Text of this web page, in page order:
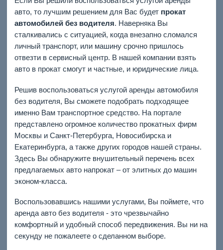
авто, то лучшим решением для Вас будет прокат
автомобилей без водителя. Наверняка Вы
сталкивались с ситуацией, когда внезапно сломался
личный транспорт, или машину срочно пришлось
отвезти в сервисный центр. В нашей компании взять
авто в прокат смогут и частные, и юридические лица.
Решив воспользоваться услугой аренды автомобиля
без водителя, Вы сможете подобрать подходящее
именно Вам транспортное средство. На портале
представлено огромное количество прокатных фирм
Москвы и Санкт-Петербурга, Новосибирска и
Екатеринбурга, а также других городов нашей страны.
Здесь Вы обнаружите внушительный перечень всех
предлагаемых авто напрокат – от элитных до машин
эконом-класса.
Воспользовавшись нашими услугами, Вы поймете, что
аренда авто без водителя - это чрезвычайно
комфортный и удобный способ передвижения. Вы ни на
секунду не пожалеете о сделанном выборе.